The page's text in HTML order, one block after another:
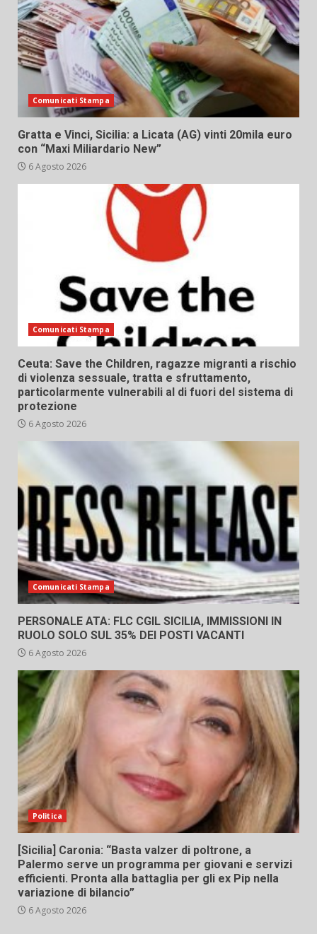
Comunicati Stampa
Gratta e Vinci, Sicilia: a Licata (AG) vinti 20mila euro
con “Maxi Miliardario New”
6 Agosto 2026
Comunicati Stampa
Ceuta: Save the Children, ragazze migranti a rischio
di violenza sessuale, tratta e sfruttamento,
particolarmente vulnerabili al di fuori del sistema di
protezione
6 Agosto 2026
Comunicati Stampa
PERSONALE ATA: FLC CGIL SICILIA, IMMISSIONI IN
RUOLO SOLO SUL 35% DEI POSTI VACANTI
6 Agosto 2026
Politica
[Sicilia] Caronia: “Basta valzer di poltrone, a
Palermo serve un programma per giovani e servizi
efficienti. Pronta alla battaglia per gli ex Pip nella
variazione di bilancio”
6 Agosto 2026